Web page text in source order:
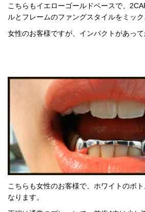
こちらもイエローゴールドベースで、
ルとフレームのファングスタイルをミック
女性のお客様ですが、インパクトがあって
こちらも女性のお客様で、ホワイトのボ
なります。